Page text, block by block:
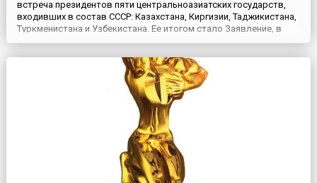
встреча президентов пяти центральноазиатских государств,
входивших в состав СССР: Казахстана, Киргизии, Таджикистана,
Туркменистана и Узбекистана. Ее итогом стало Заявление, в
котором страны выразили согласие войти в организацию СНГ
бывшего Союза и признания всех государств-участник...